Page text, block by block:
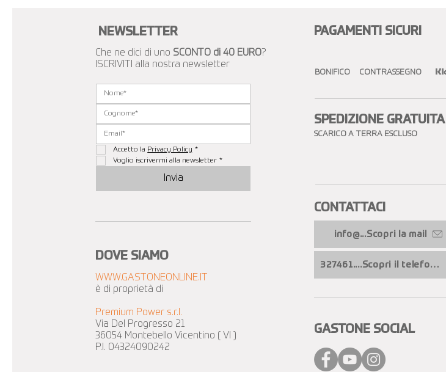
NEWSLETTER
Che ne dici di uno SCONTO di 40 EURO?
ISCRIVITI alla nostra newsletter
Accetto la Privacy Policy *
Voglio iscrivermi alla newsletter *
Invia
DOVE SIAMO
WWW.GASTONEONLINE.IT
è di proprietà di
Premium Power s.r.l.
Via Del Progresso 21
36054 Montebello Vicentino ( VI )
P.I. 04324090242
PAGAMENTI SICURI
BONIFICO CONTRASSEGNO
SPEDIZIONE GRATUITA​
SCARICO A TERRA ESCLUSO
CONTATTACI​
info@...Scopri la mail
327461....Scopri il telefono
GASTONE SOCIAL